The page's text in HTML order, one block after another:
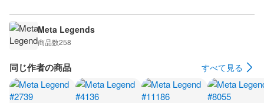
Meta Legends
商品数258
同じ作者の商品 すべて見る